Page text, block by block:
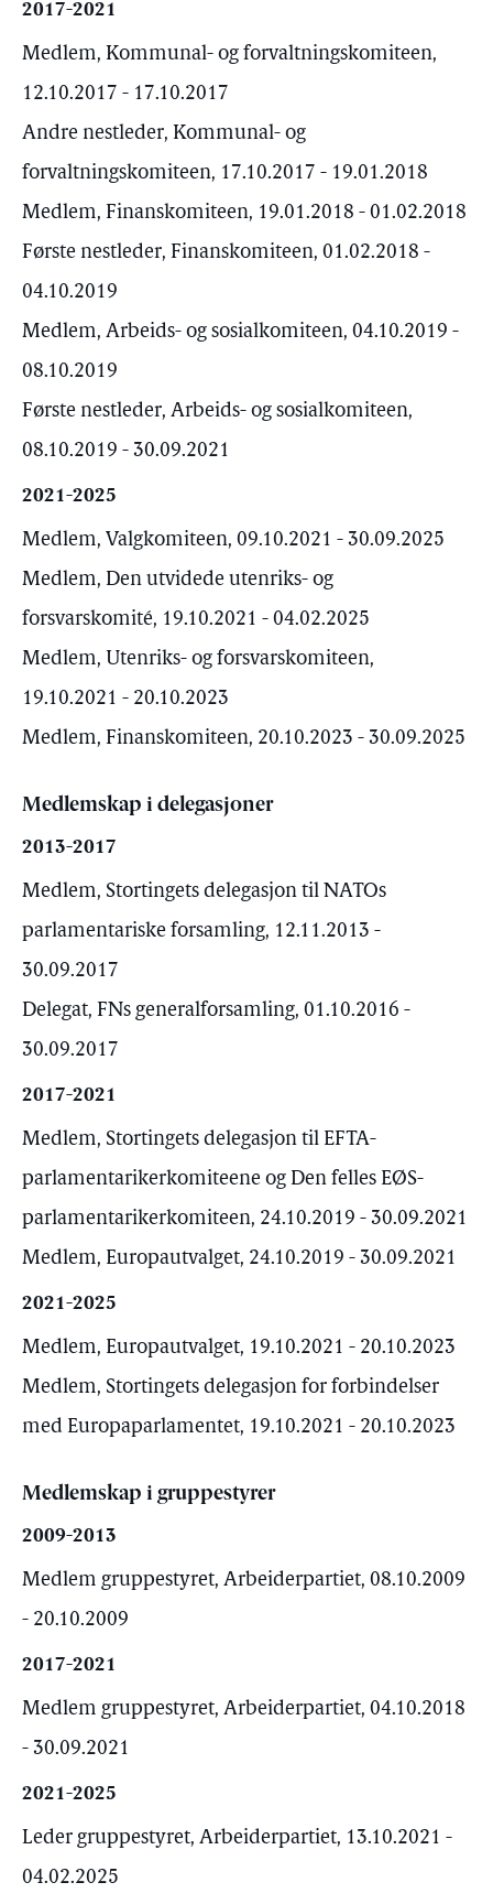
2017-2021
Medlem, Kommunal- og forvaltningskomiteen,
12.10.2017 - 17.10.2017
Andre nestleder, Kommunal- og
forvaltningskomiteen, 17.10.2017 - 19.01.2018
Medlem, Finanskomiteen, 19.01.2018 - 01.02.2018
Første nestleder, Finanskomiteen, 01.02.2018 -
04.10.2019
Medlem, Arbeids- og sosialkomiteen, 04.10.2019 -
08.10.2019
Første nestleder, Arbeids- og sosialkomiteen,
08.10.2019 - 30.09.2021
2021-2025
Medlem, Valgkomiteen, 09.10.2021 - 30.09.2025
Medlem, Den utvidede utenriks- og
forsvarskomité, 19.10.2021 - 04.02.2025
Medlem, Utenriks- og forsvarskomiteen,
19.10.2021 - 20.10.2023
Medlem, Finanskomiteen, 20.10.2023 - 30.09.2025
Medlemskap i delegasjoner
2013-2017
Medlem, Stortingets delegasjon til NATOs
parlamentariske forsamling, 12.11.2013 -
30.09.2017
Delegat, FNs generalforsamling, 01.10.2016 -
30.09.2017
2017-2021
Medlem, Stortingets delegasjon til EFTA-
parlamentarikerkomiteene og Den felles EØS-
parlamentarikerkomiteen, 24.10.2019 - 30.09.2021
Medlem, Europautvalget, 24.10.2019 - 30.09.2021
2021-2025
Medlem, Europautvalget, 19.10.2021 - 20.10.2023
Medlem, Stortingets delegasjon for forbindelser
med Europaparlamentet, 19.10.2021 - 20.10.2023
Medlemskap i gruppestyrer
2009-2013
Medlem gruppestyret, Arbeiderpartiet, 08.10.2009
- 20.10.2009
2017-2021
Medlem gruppestyret, Arbeiderpartiet, 04.10.2018
- 30.09.2021
2021-2025
Leder gruppestyret, Arbeiderpartiet, 13.10.2021 -
04.02.2025